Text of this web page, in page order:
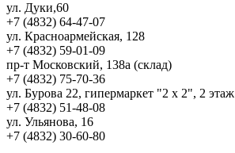
ул. Дуки,60
+7 (4832) 64-47-07
ул. Красноармейская, 128
+7 (4832) 59-01-09
пр-т Московский, 138а (склад)
+7 (4832) 75-70-36
ул. Бурова 22, гипермаркет "2 х 2", 2 этаж
+7 (4832) 51-48-08
ул. Ульянова, 16
+7 (4832) 30-60-80